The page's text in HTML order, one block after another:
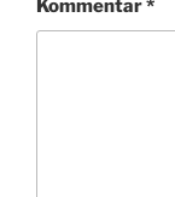
Kommentar*